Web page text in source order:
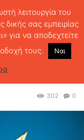
2022
0
302
λειτουργία του
δικής σας εμπειρίας
για να αποδεχτείτε
τους.
Ναι